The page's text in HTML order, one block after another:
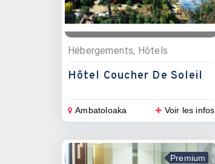
Hébergements, Hôtels
Hôtel Coucher De Soleil
Ambatoloaka Voir les infos
Premium